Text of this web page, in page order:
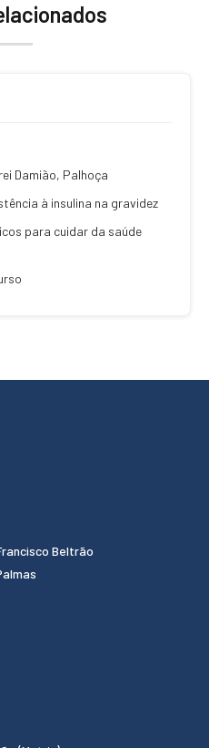
Damião, Palhoça
à insulina na gravidez
para cuidar da saúde
Beltrão